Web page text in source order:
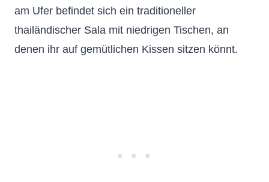
am Ufer befindet sich ein traditioneller
thailändischer Sala mit niedrigen Tischen, an
denen ihr auf gemütlichen Kissen sitzen könnt.